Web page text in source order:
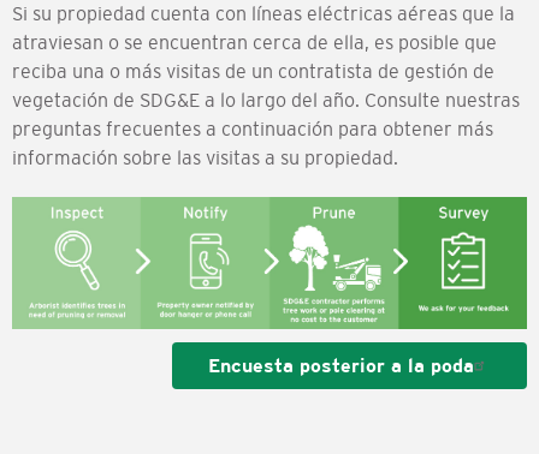
Si su propiedad cuenta con líneas eléctricas aéreas que la
atraviesan o se encuentran cerca de ella, es posible que
reciba una o más visitas de un contratista de gestión de
vegetación de SDG&E a lo largo del año. Consulte nuestras
preguntas frecuentes a continuación para obtener más
información sobre las visitas a su propiedad.
Encuesta posterior a la poda